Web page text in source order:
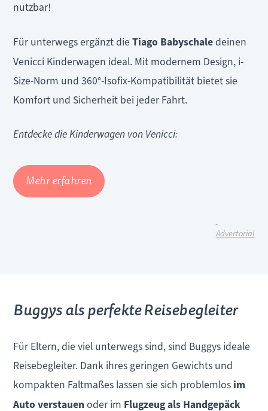
nutzbar!
Für unterwegs ergänzt dieTiago Babyschaledeinen
Venicci Kinderwagen ideal. Mit modernem Design, i-
Size-Norm und 360°-Isofix-Kompatibilität bietet sie
Komfort und Sicherheit bei jeder Fahrt.
Entdecke die Kinderwagen von Venicci:
Mehr erfahren
Advertorial
Buggys als perfekte Reisebegleiter
Für Eltern, die viel unterwegs sind, sind Buggys ideale
Reisebegleiter. Dank ihres geringen Gewichts und
kompakten Faltmaßes lassen sie sich problemlos im
Auto verstauen oder im Flugzeug als Handgepäck